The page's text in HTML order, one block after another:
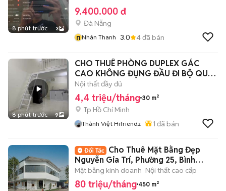
8 phút trước 3
9.400.000 đ
Đà Nẵng
nNhân Thanh 3.0 4đã bán
8 phút trước 9
CHO THUÊ PHÒNG DUPLEX GÁC
CAO KHÔNG ĐỤNG ĐẦU ĐI BỘ QUA
IUH
Nội thất đầy đủ
4,4 triệu/tháng 30 m²
Tp Hồ Chí Minh
Thành Việt Hifriendz 1 đã bán
Cho Thuê Mặt Bằng Đẹp
Nguyễn Gia Trí, Phường 25, Bình
Thạn, DT:15x15m
Mặt bằng kinh doanh Nội thất cao cấp
80 triệu/tháng 450 m²